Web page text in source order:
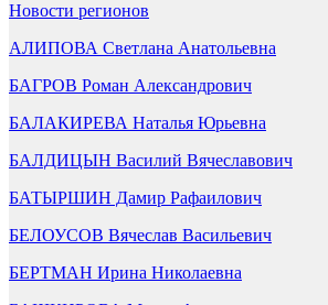
Новости регионов
АЛИПОВА Светлана Анатольевна
БАГРОВ Роман Александрович
БАЛАКИРЕВА Наталья Юрьевна
БАЛДИЦЫН Василий Вячеславович
БАТЫРШИН Дамир Рафаилович
БЕЛОУСОВ Вячеслав Васильевич
БЕРТМАН Ирина Николаевна